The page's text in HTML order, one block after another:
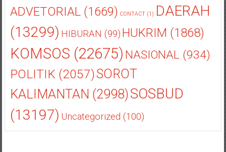
ADVETORIAL(1669) CONTACT(1) DAERAH
(13299) HIBURAN (99) HUKRIM (1868)
KOMSOS (22675) NASIONAL(934)
POLITIK(2057)SOROT
KALIMANTAN (2998)SOSBUD
(13197) Uncategorized (100)